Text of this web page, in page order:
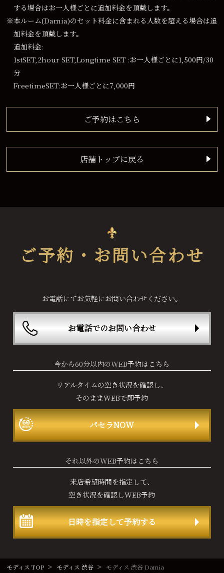
する場合はお一人様ごとに追加料金を頂戴します。
※本ルーム(Damia)のセット料金に含まれる人数を超える場合は追
加料金を頂戴します。
追加料金:
1stSET,2hour SET,Longtime SET :お一人様ごとに1,500円/30
分
FreetimeSET:お一人様ごとに7,000円
ご予約はこちら
店舗トップに戻る
ご予約・お問い合わせ
お電話にてお気軽にお問い合わせください。
お電話でのお問い合わせ
今から60分以内のWEB予約はこちら
リアルタイムの空き状況を確認し、
そのままWEBで即予約
パセラNOW
それ以外のWEB予約はこちら
来店希望時間を指定して、
空き状況を確認しWEB予約
日時を指定して予約する
モディス TOP モディス 渋谷 モディス 渋谷 Damia